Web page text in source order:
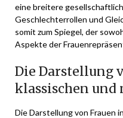
eine breitere
Geschlechterrollen und
somit zum Spiegel, der
Aspekte der
Die Darstellung
klassischen
Die Darstellung von Frauen